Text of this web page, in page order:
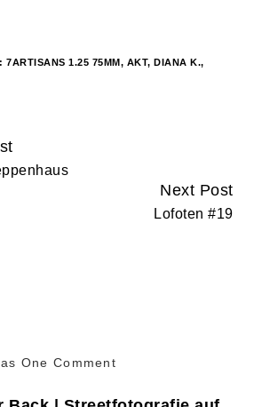
7ARTISANS 1.25 75MM, AKT,DIANA K.,
Next Post
Lofoten #19
One Comment